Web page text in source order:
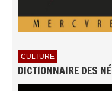
CULTURE
DICTIONNAIRE DES